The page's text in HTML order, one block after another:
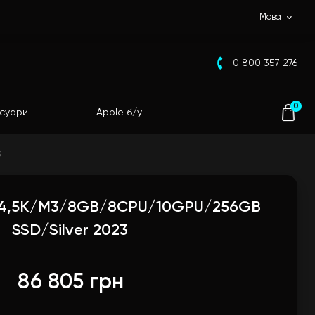
Мова
0 800 357 276
Apple б/у
0
M3/8GB/8CPU/10GPU/256GB
SSD/Silver 2023
86 805 грн